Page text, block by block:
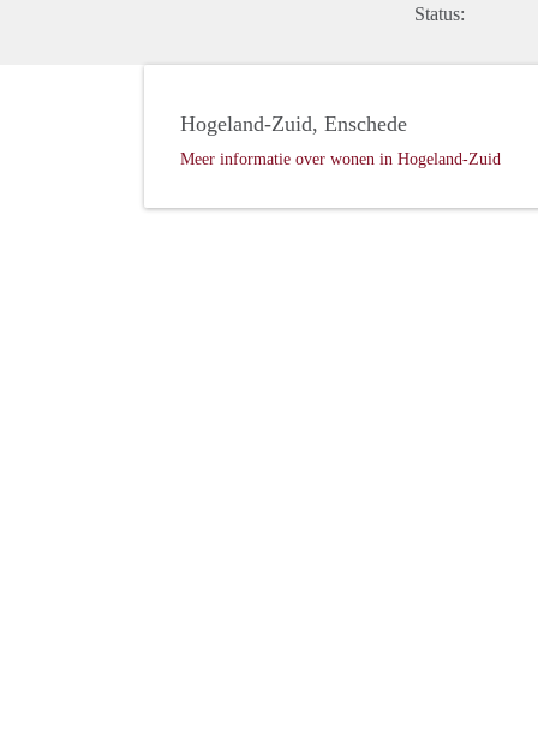
Status:
Hogeland-Zuid, Enschede
Meer informatie over wonen in Hogeland-Zuid